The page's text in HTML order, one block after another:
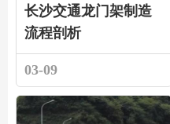
长沙交通龙门架制造
流程剖析
03-09